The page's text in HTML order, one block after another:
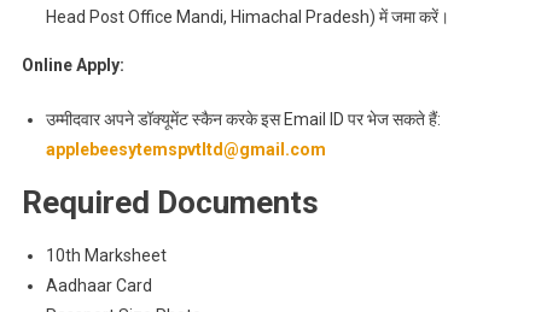
Head Post Office Mandi, Himachal Pradesh) में जमा करें।
Online Apply:
उम्मीदवार अपने डॉक्यूमेंट स्कैन करके इस Email ID पर भेज सकते हैं:
applebeesytemspvtltd@gmail.com
Required Documents
10th Marksheet
Aadhaar Card